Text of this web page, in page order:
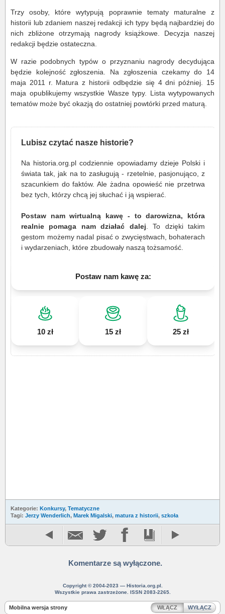
Trzy osoby, które wytypują poprawnie tematy maturalne z
historii lub zdaniem naszej redakcji ich typy będą najbardziej do
nich zbliżone otrzymają nagrody książkowe. Decyzja naszej
redakcji będzie ostateczna.
W razie podobnych typów o przyznaniu nagrody decydująca
będzie kolejność zgłoszenia. Na zgłoszenia czekamy do 14
maja 2011 r. Matura z historii odbędzie się 4 dni później. 15
maja opublikujemy wszystkie Wasze typy. Lista wytypowanych
tematów może być okazją do ostatniej powtórki przed maturą.
Lubisz czytać nasze historie?
Na historia.org.pl codziennie opowiadamy dzieje Polski i
świata tak, jak na to zasługują - rzetelnie, pasjonująco, z
szacunkiem do faktów. Ale żadna opowieść nie przetrwa
bez tych, którzy chcą jej słuchać i ją wspierać.
Postaw nam wirtualną kawę - to darowizna, która
realnie pomaga nam działać dalej . To dzięki takim
gestom możemy nadal pisać o zwycięstwach, bohaterach
i wydarzeniach, które zbudowały naszą tożsamość.
Postaw nam kawę za:
10 zł 15 zł 25 zł
Kategorie: Konkursy, Tematyczne
Tagi: Jerzy Wenderlich, Marek Migalski, matura z historii, szkoła
Komentarze są wyłączone.
Copyright © 2004-2023 — Historia.org.pl.
Wszystkie prawa zastrzeżone. ISSN 2083-2265.
Mobilna wersja strony WŁĄCZ WYŁĄCZ